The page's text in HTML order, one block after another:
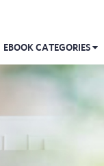
EBOOK CATEGORIES